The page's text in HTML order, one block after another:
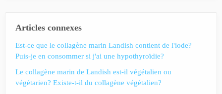
Articles connexes
Est-ce que le collagène marin Landish contient de l'iode?
Puis-je en consommer si j'ai une hypothyroïdie?
Le collagène marin de Landish est-il végétalien ou
végétarien? Existe-t-il du collagène végétalien?